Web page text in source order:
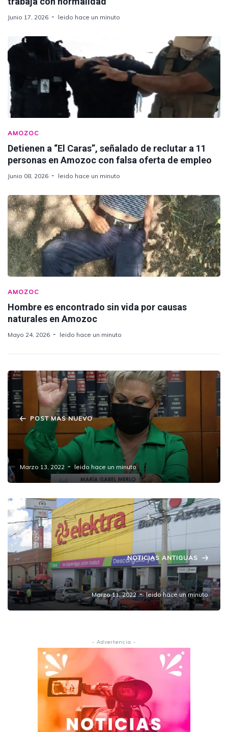
Junio 17, 2026 leido hace un minuto
AMOZOC
Detienen a “El Caras”, señalado de reclutar a 11
personas en Amozoc con falsa oferta de empleo
Junio 08, 2026 leido hace un minuto
AMOZOC
Hombre es encontrado sin vida por causas
naturales en Amozoc
Mayo 24, 2026 leido hace un minuto
POST MAS NUEVO
Plantea Merlo reeducar a padres para evitar
castigo corporal a menores
Marzo 13, 2022 leido hace un minuto
NOTICIAS ANTIGUAS
Asaltan Elektra en Amozoc-Tepeaca
Marzo 11, 2022 leido hace un minuto
- Advertencia -